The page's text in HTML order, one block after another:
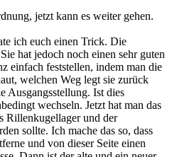
jetzt kann es weiter gehen.
ich euch einen Trick. Die
hat jedoch noch einen sehr guten
einfach feststellen, indem man die
welchen Weg legt sie zurück
Ausgangsstellung. Ist dies
wechseln. Jetzt hat man das
Rillenkugellager und der
sollte. Ich mache das so, dass
und von dieser Seite einen